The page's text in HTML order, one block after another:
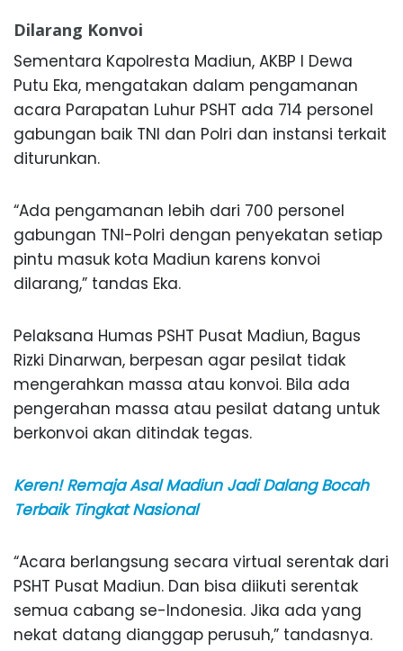
Dilarang Konvoi
Sementara Kapolresta Madiun, AKBP I Dewa
Putu Eka, mengatakan dalam pengamanan
acara Parapatan Luhur PSHT ada 714 personel
gabungan baik TNI dan Polri dan instansi terkait
diturunkan.
“Ada pengamanan lebih dari 700 personel
gabungan TNI-Polri dengan penyekatan setiap
pintu masuk kota Madiun karens konvoi
dilarang,” tandas Eka.
Pelaksana Humas PSHT Pusat Madiun, Bagus
Rizki Dinarwan, berpesan agar pesilat tidak
mengerahkan massa atau konvoi. Bila ada
pengerahan massa atau pesilat datang untuk
berkonvoi akan ditindak tegas.
Keren! Remaja Asal Madiun Jadi Dalang Bocah
Terbaik Tingkat Nasional
“Acara berlangsung secara virtual serentak dari
PSHT Pusat Madiun. Dan bisa diikuti serentak
semua cabang se-Indonesia. Jika ada yang
nekat datang dianggap perusuh,” tandasnya.